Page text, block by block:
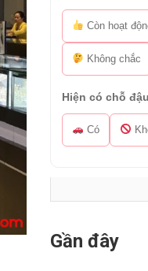
Còn hoạt
Không chắc
Hiện có chỗ
Có
Gần đây